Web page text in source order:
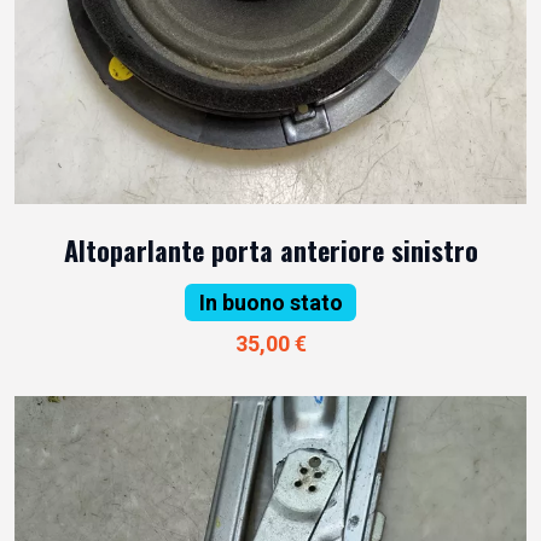
Altoparlante porta anteriore sinistro
In buono stato
35,00 €